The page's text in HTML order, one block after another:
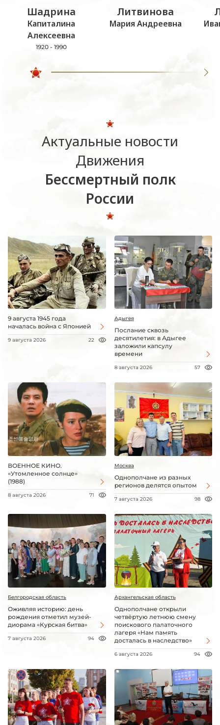
Шадрина
Капиталина
Алексеевна
1920 - 1990
Литвинова
Мария Андреевна
Актуальные новости
Движения
Бессмертный полк
России
9 августа 1945 года
началась война с Японией
9 августа 2026 22
Адыгея
Послание сквозь
десятилетия: в Адыгее
заложили капсулу
времени
8 августа 2026 57
ВОЕННОЕ КИНО.
«Утомленное солнце»
(1988)
8 августа 2026 71
Москва
Однополчане из разных
регионов делятся опытом
7 августа 2026 98
Белгородская область
Оживляя историю: день
рождения отметил музей-
диорама «Курская битва»
7 августа 2026 94
Архангельская область
Однополчане открыли
четвёртую летнюю смену
поискового палаточного
лагеря «Нам память
досталась в наследство»
6 августа 2026 94